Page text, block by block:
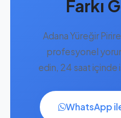
Farkı
Adana Yüreğir
profesyonel
edin, 24 saat içinde
WhatsApp